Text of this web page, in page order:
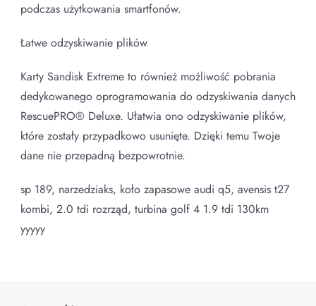
podczas użytkowania smartfonów.
Łatwe odzyskiwanie plików
Karty Sandisk Extreme to również możliwość pobrania
dedykowanego oprogramowania do odzyskiwania danych
RescuePRO® Deluxe. Ułatwia ono odzyskiwanie plików,
które zostały przypadkowo usunięte. Dzięki temu Twoje
dane nie przepadną bezpowrotnie.
sp 189, narzedziaks, koło zapasowe audi q5, avensis t27
kombi, 2.0 tdi rozrząd, turbina golf 4 1.9 tdi 130km
yyyyy